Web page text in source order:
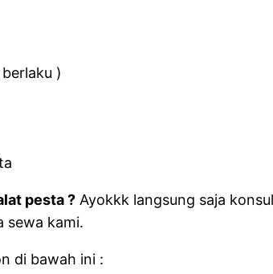
)
pesta ? Ayokkk langsung saja
sewa kami.
di bawah ini :